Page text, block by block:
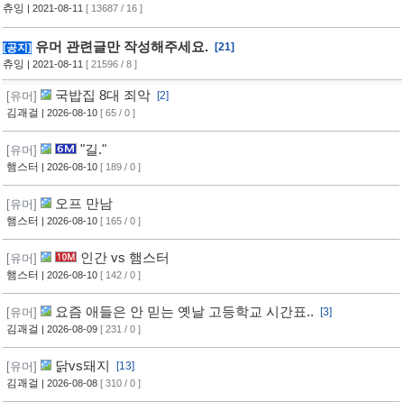
츄잉 | 2021-08-11 [ 13687 / 16 ]
[공지] 유머 관련글만 작성해주세요.
[21]
츄잉 | 2021-08-11 [ 21596 / 8 ]
[유머] 국밥집 8대 죄악
[2]
김괘걸 | 2026-08-10 [ 65 / 0 ]
[유머] "길."
햄스터 | 2026-08-10 [ 189 / 0 ]
[유머] 오프 만남
햄스터 | 2026-08-10 [ 165 / 0 ]
[유머] 인간 vs 햄스터
햄스터 | 2026-08-10 [ 142 / 0 ]
[유머] 요즘 애들은 안 믿는 옛날 고등학교 시간표..
[3]
김괘걸 | 2026-08-09 [ 231 / 0 ]
[유머] 닭vs돼지
[13]
김괘걸 | 2026-08-08 [ 310 / 0 ]